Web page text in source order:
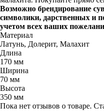
Возможно брендирование
символики, дарственных и
учетом всех ваших
Материал
Латунь, Долерит, Малахит
Длина
170 мм
Ширина
70 мм
Высота
350 мм
Пока нет отзывов о товаре.